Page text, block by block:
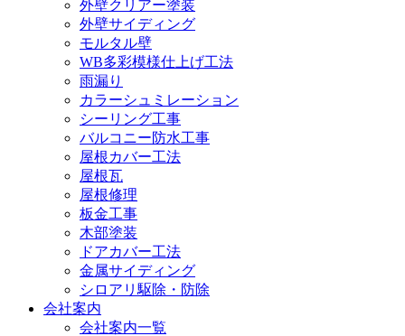
外壁クリアー塗装
外壁サイディング
モルタル壁
WB多彩模様仕上げ工法
雨漏り
カラーシュミレーション
シーリング工事
バルコニー防水工事
屋根カバー工法
屋根瓦
屋根修理
板金工事
木部塗装
ドアカバー工法
金属サイディング
シロアリ駆除・防除
会社案内
会社案内一覧